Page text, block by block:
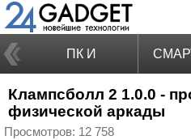
ПК И
НОУТБУКИ
Клампсболл 2 1.0.0 -
физической аркады
Просмотров: 12 758